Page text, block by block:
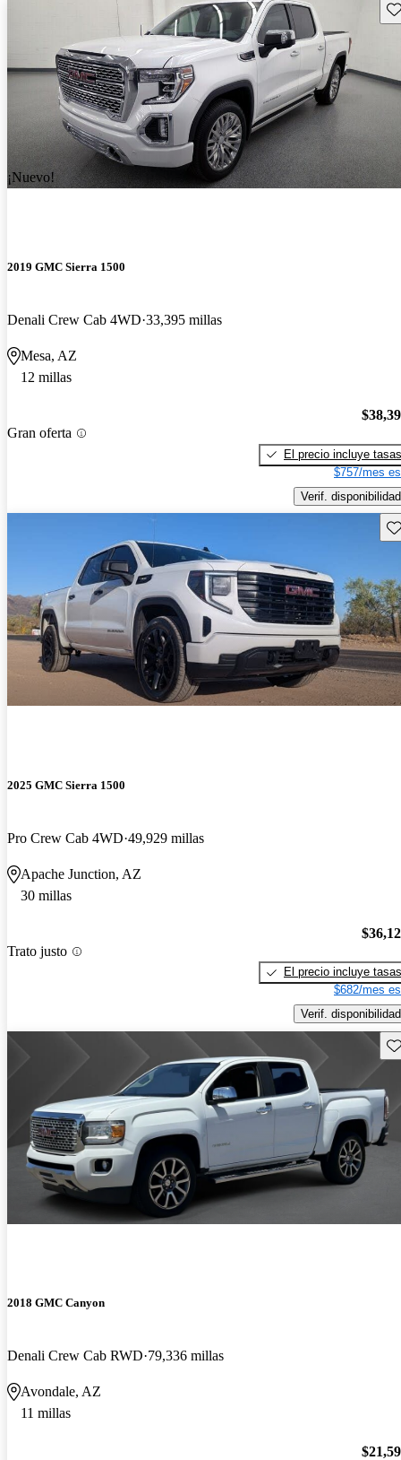
¡Nuevo!
2019 GMC Sierra 1500
Denali Crew Cab 4WD 33,395 millas
Mesa, AZ
12 millas
Gran oferta
El precio incluye tasas
$757/mes
Verif. disponibilidad
2025 GMC Sierra 1500
Pro Crew Cab 4WD 49,929 millas
Apache Junction, AZ
30 millas
Trato justo
El precio incluye tasas
$682/mes
Verif. disponibilidad
2018 GMC Canyon
Denali Crew Cab RWD 79,336 millas
Avondale, AZ
11 millas